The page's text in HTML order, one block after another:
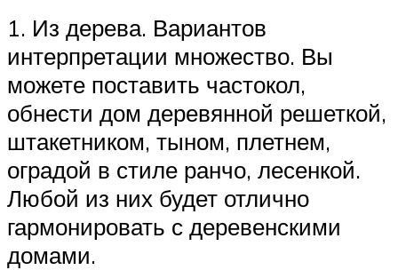
1. Из дерева. Вариантов
интерпретации множество. Вы
можете поставить частокол,
обнести дом деревянной решеткой,
штакетником, тыном, плетнем,
оградой в стиле ранчо, лесенкой.
Любой из них будет отлично
гармонировать с деревенскими
домами.